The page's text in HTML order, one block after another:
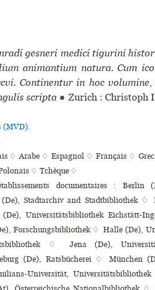
gesneri medici tigurini
animantium natura. Cum
Continentur in hoc
scripta ● Zurich : Christoph
(MVD).
♢Arabe ♢Espagnol ♢Français ♢
♢ Tchèque ♢
documentaires : Berlin
Stadtarchiv and Stadtbibliothek ♢
Universitätsbibliothek Eichstätt-
Forschungsbibliothek ♢ Halle (De),
♢ Jena (De),
(De), Ratsbücherei ♢ München
Universität,